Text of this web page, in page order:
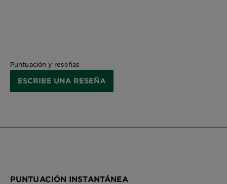
Puntuación y reseñas
ESCRIBE UNA RESEÑA
PUNTUACIÓN INSTANTÁNEA